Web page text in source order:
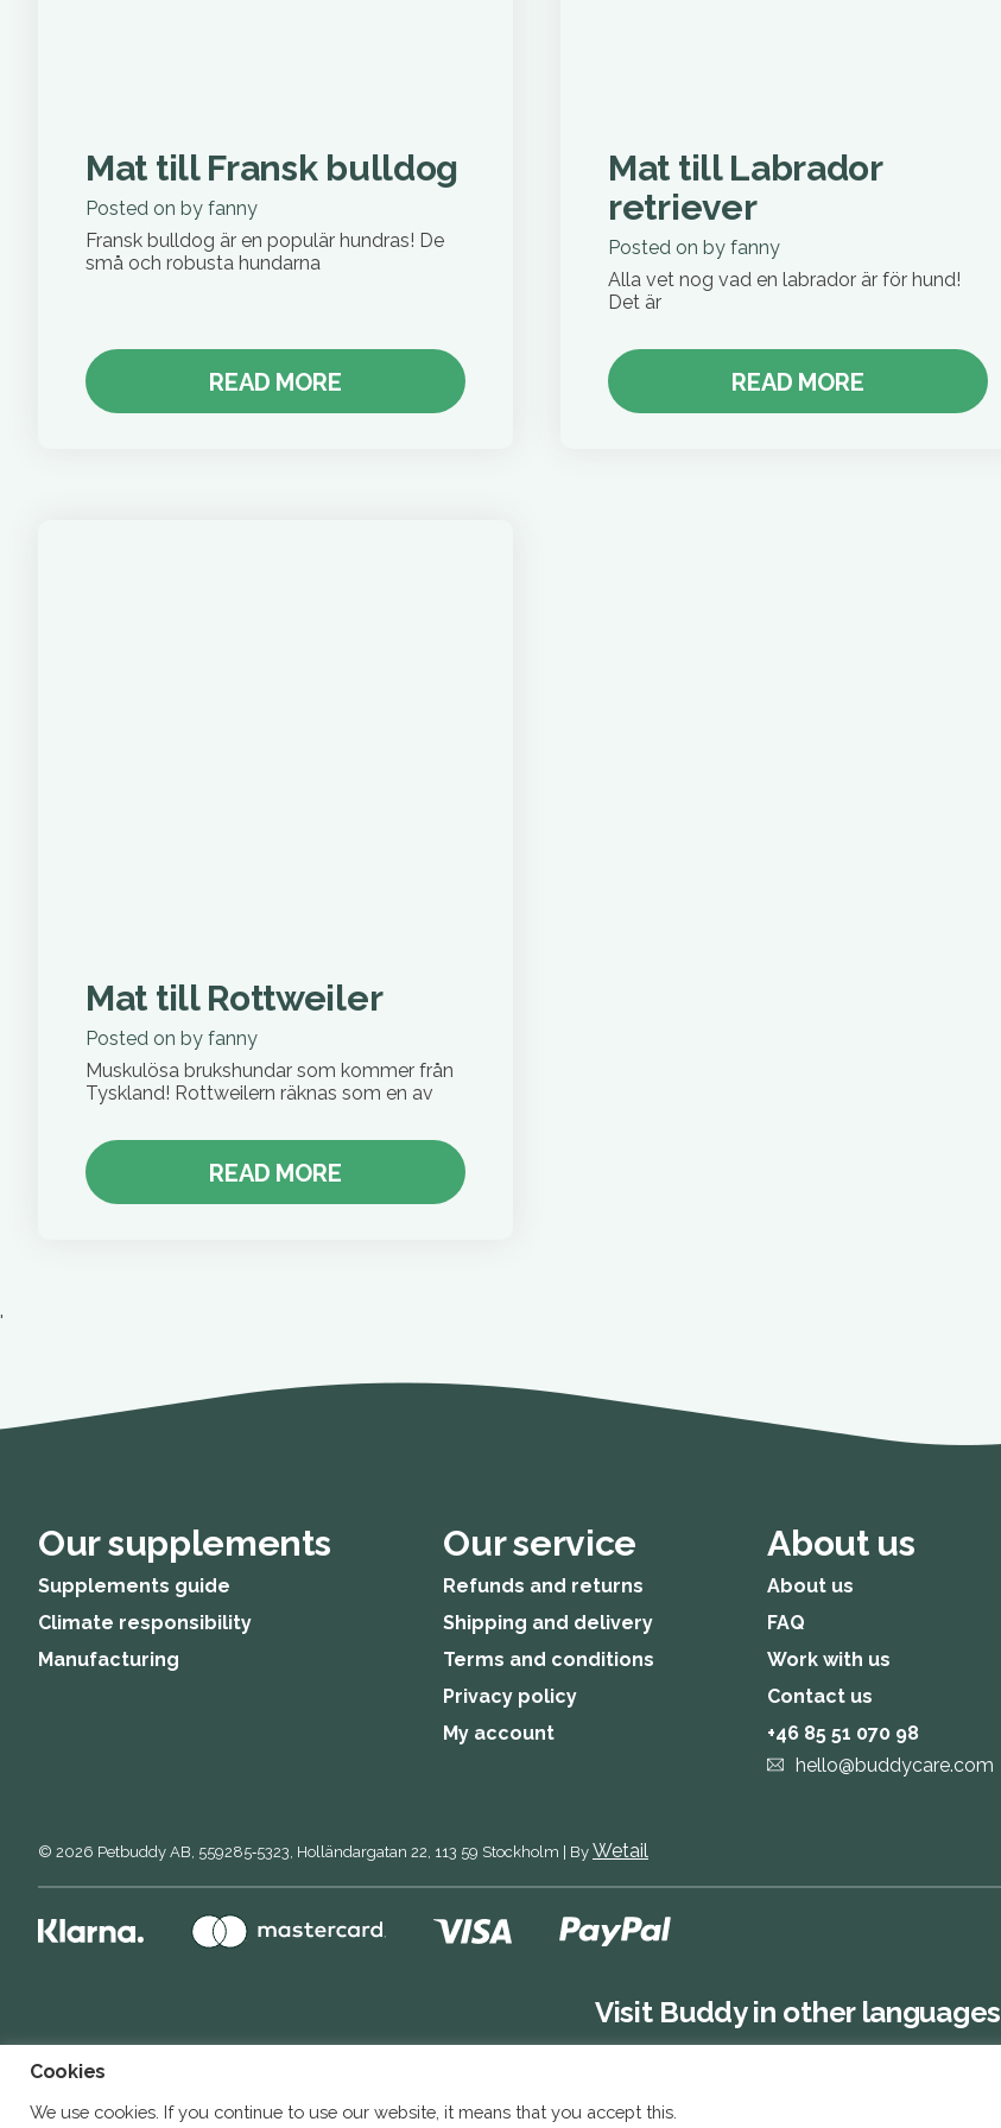
Mat till Fransk bulldog
Posted on by fanny
Fransk bulldog är en populär hundras! De
små och robusta hundarna
READ MORE
Mat till Labrador
retriever
Posted on by fanny
Alla vet nog vad en labrador är för hund!
Det är
READ MORE
Mat till Rottweiler
Posted on by fanny
Muskulösa brukshundar som kommer från
Tyskland! Rottweilern räknas som en av
READ MORE
'
Our supplements
Supplements guide
Climate responsibility
Manufacturing
Our service
Refunds and returns
Shipping and delivery
Terms and conditions
Privacy policy
My account
About us
About us
FAQ
Work with us
Contact us
+46 85 51 070 98
hello@buddycare.com
© 2026 Petbuddy AB, 559285‑5323, Holländargatan 22, 113 59 Stockholm By Wetail
Visit Buddy in other languages
Buddy DE
Cookies
We use cookies. If you continue to use our website, it means that you accept this.